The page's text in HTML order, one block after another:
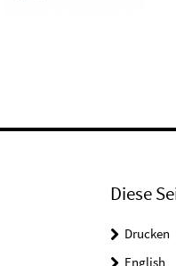
Diese
Drucken
English